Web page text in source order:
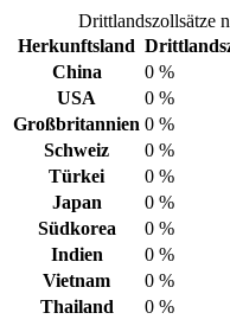
Drittlandszollsätze
Herkunftsland
China
0 %
USA
0 %
Großbritannien 0 %
Schweiz
0 %
Türkei
0 %
Japan
0 %
Südkorea
0 %
Indien
0 %
Vietnam
0 %
Thailand
0 %